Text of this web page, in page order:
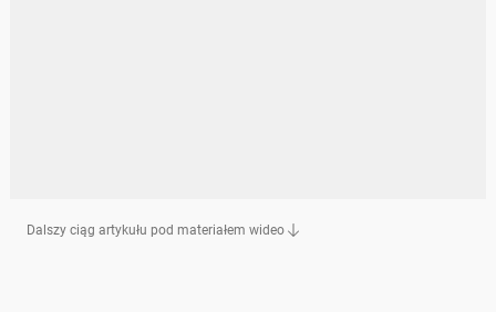
Dalszy ciąg artykułu pod materiałem wideo